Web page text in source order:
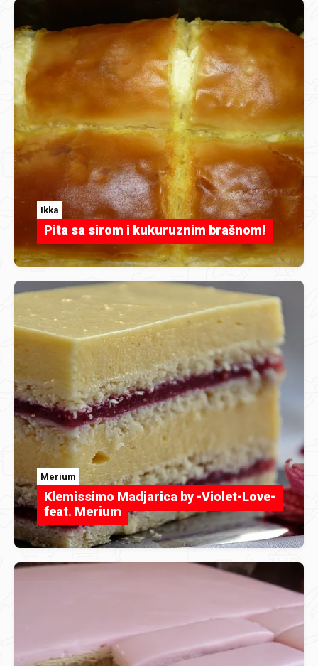
Ikka
Pita sa sirom i kukuruznim brašnom!
Merium
Klemissimo Madjarica by -Violet-Love-
feat. Merium